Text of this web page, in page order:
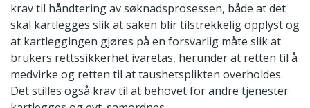
krav til håndtering av søknadsprosessen, både at det
skal kartlegges slik at saken blir tilstrekkelig opplyst og
at kartleggingen gjøres på en forsvarlig måte slik at
brukers rettssikkerhet ivaretas, herunder at retten til å
medvirke og retten til at taushetsplikten overholdes.
Det stilles også krav til at behovet for andre tjenester